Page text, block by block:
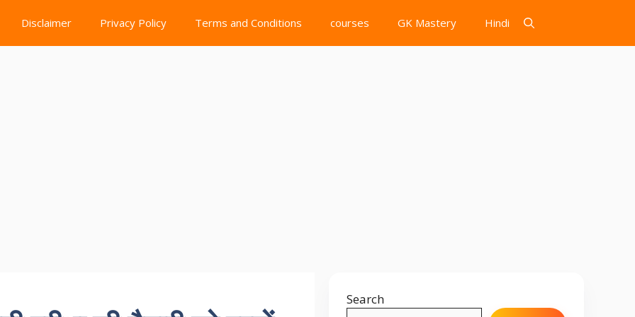
Disclaimer Privacy Policy Terms and Conditions courses GK Mastery Hindi
Search